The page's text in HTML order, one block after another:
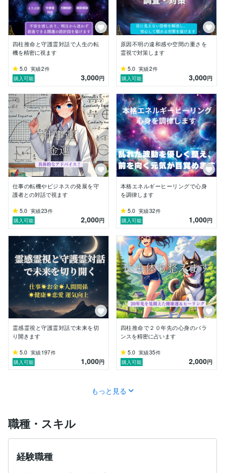
【あなたに届ける解決策：魂の声×ロジカル分析】
最大手での豊富な臨床経験に基づき、先入観を一切排除
した【完全ニュートラルな行動指針】を作成します。
主観によるブレがないため、以下のようなお悩みを根本
からクリアにします。
・不安や焦りに支配される感情の波の調律
・人生の岐路で、自分の本当の本音を見出す決断
【最後に：実家に帰るような安心感を】
ここは、あなたが誰にも言えない本音を打ち明けられ
る、絶対に否定されない安全な場所です。
あなたが本来の安心を取り戻し、笑顔で明日の一歩を踏
み出せるその瞬間まで、誠実に伴走し続けます。
どうぞ肩の力を抜いて、お仕事終わりに実家に帰るよう
な無条件の安心感を持って、いつでも私を頼ってくださ
四柱推命と守護霊対話で人生の転
機を精密に視ます
5.0 実績2件
購入可能
3,000円
原因不明の違和感や空間の重さを
霊視で対策します
5.0 実績2件
購入可能
3,000円
仕事の転機やビジネスの発展を守
護者との対話で視ます
5.0 実績23件
購入可能
2,000円
本格エネルギーヒーリングで心身
を調律します
5.0 実績32件
購入可能
1,000円
霊感霊視と守護霊対話で未来を切
り開きます
5.0 実績197件
購入可能
1,000円
四柱推命で２０年先の心身のバラ
ンスを精密に占います
5.0 実績35件
購入可能
2,000円
もっと見る
職種・スキル
経験職種